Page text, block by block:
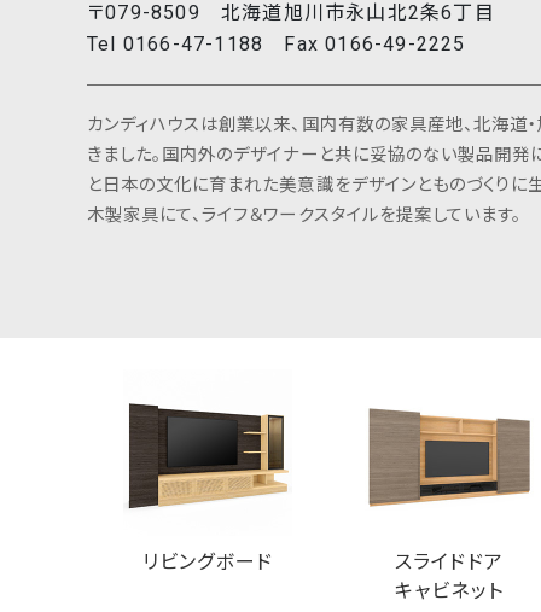
〒079-8509 北海道旭川市永山北2条6丁目
Tel 0166-47-1188 Fax 0166-49-2225
カンディハウスは創業以来、国内有数の家具産地、北海道
きました。国内外のデザイナーと共に妥協のない製品開発
と日本の文化に育まれた美意識をデザインとものづくりに
木製家具にて、ライフ＆ワークスタイルを提案しています。
リビングボード
スライドドア
キャビネット